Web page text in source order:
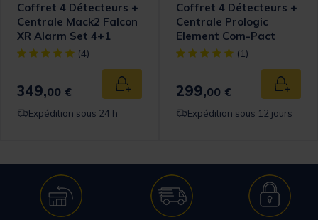
Rating
panier
Coffret 4 Détecteurs +
Centrale Mack2 Falcon
XR Alarm Set 4+1
[object Object] out of 5 Customer Rating
(4)
349,00 € Ajouter au panier
Expédition sous 24 h
Coffret 4 Détecteurs +
Centrale Prologic
Element Com-Pact
Alarm Set 4+1
[object Object] out of 5
(1)
299,00 €
Expédition sous 12 jours